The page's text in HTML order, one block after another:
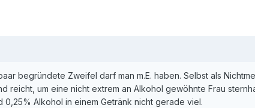
begründete Zweifel darf man m.E. haben. Selbst als
reicht, um eine nicht extrem an Alkohol gewöhnte Frau
Alkohol in einem Getränk nicht gerade viel.